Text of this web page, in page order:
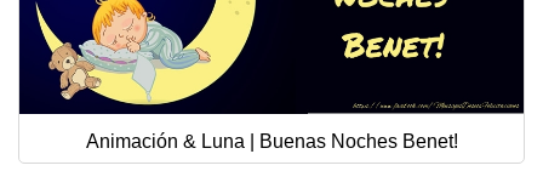
Animación & Luna | Buenas Noches Benet!